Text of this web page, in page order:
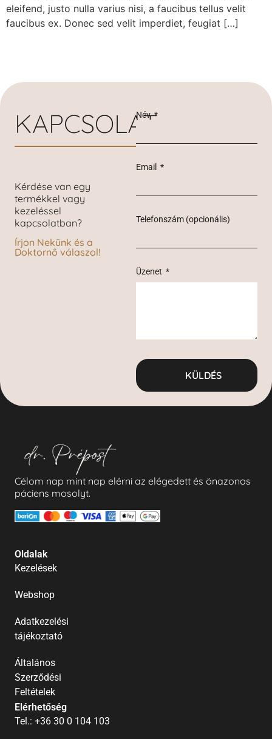
eleifend, justo nulla varius nisi, a faucibus tellus velit
faucibus ex. Donec sed velit imperdiet, feugiat […]
KAPCSOLAT
Kérdése van egy
termékkel vagy
kezeléssel
kapcsolatban?
Írjon Nekünk és a
Doktornő válaszol!
Név
Email
Telefonszám (opcionális)
Üzenet
KÜLDÉS
Célom nap mint nap elérni az elégedett és önazonos
páciens mosolyt.
Oldalak
Kezelések
Webshop
Adatkezelési
tájékoztató
Általános
Szerződési
Feltételek
Elérhetőség
Tel.: +36 30 0 104 103